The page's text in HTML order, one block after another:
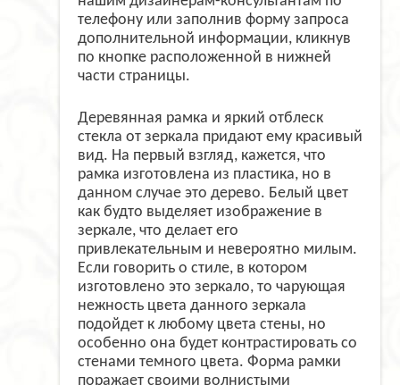
телефону или заполнив форму запроса
дополнительной информации, кликнув
по кнопке расположенной в нижней
части страницы.
Деревянная рамка и яркий отблеск
стекла от зеркала придают ему красивый
вид. На первый взгляд, кажется, что
рамка изготовлена из пластика, но в
данном случае это дерево. Белый цвет
как будто выделяет изображение в
зеркале, что делает его
привлекательным и невероятно милым.
Если говорить о стиле, в котором
изготовлено это зеркало, то чарующая
нежность цвета данного зеркала
подойдет к любому цвета стены, но
особенно она будет контрастировать со
стенами темного цвета. Форма рамки
поражает своими волнистыми